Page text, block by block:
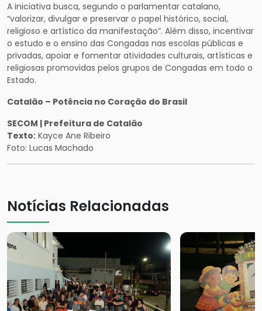
A iniciativa busca, segundo o parlamentar catalano,
“valorizar, divulgar e preservar o papel histórico, social,
religioso e artístico da manifestação”. Além disso, incentivar
o estudo e o ensino das Congadas nas escolas públicas e
privadas, apoiar e fomentar atividades culturais, artísticas e
religiosas promovidas pelos grupos de Congadas em todo o
Estado.
Catalão – Potência no Coração do Brasil
SECOM | Prefeitura de Catalão
Texto: Kayce Ane Ribeiro
Foto: Lucas Machado
Notícias Relacionadas